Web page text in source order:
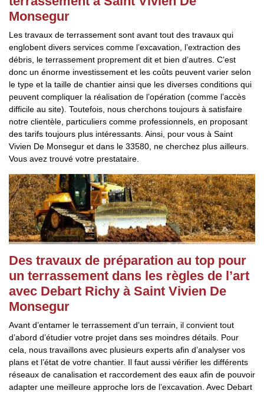
Monsegur
Les travaux de terrassement sont avant tout des travaux qui
englobent divers services comme l’excavation, l’extraction des
débris, le terrassement proprement dit et bien d’autres. C’est
donc un énorme investissement et les coûts peuvent varier selon
le type et la taille de chantier ainsi que les diverses conditions qui
peuvent compliquer la réalisation de l’opération (comme l’accès
difficile au site). Toutefois, nous cherchons toujours à satisfaire
notre clientèle, particuliers comme professionnels, en proposant
des tarifs toujours plus intéressants. Ainsi, pour vous à Saint
Vivien De Monsegur et dans le 33580, ne cherchez plus ailleurs.
Vous avez trouvé votre prestataire.
Des travaux de préparation au top pour
un terrassement dans les règles de l’art
avec Debart Richy à Saint Vivien De
Monsegur
Avant d’entamer le terrassement d’un terrain, il convient tout
d’abord d’étudier votre projet dans ses moindres détails. Pour
cela, nous travaillons avec plusieurs experts afin d’analyser vos
plans et l’état de votre chantier. Il faut aussi vérifier les différents
réseaux de canalisation et raccordement des eaux afin de pouvoir
adapter une meilleure approche lors de l’excavation. Avec Debart